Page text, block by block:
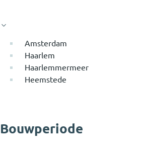
Amsterdam
Haarlem
Haarlemmermeer
Heemstede
Bouwperiode